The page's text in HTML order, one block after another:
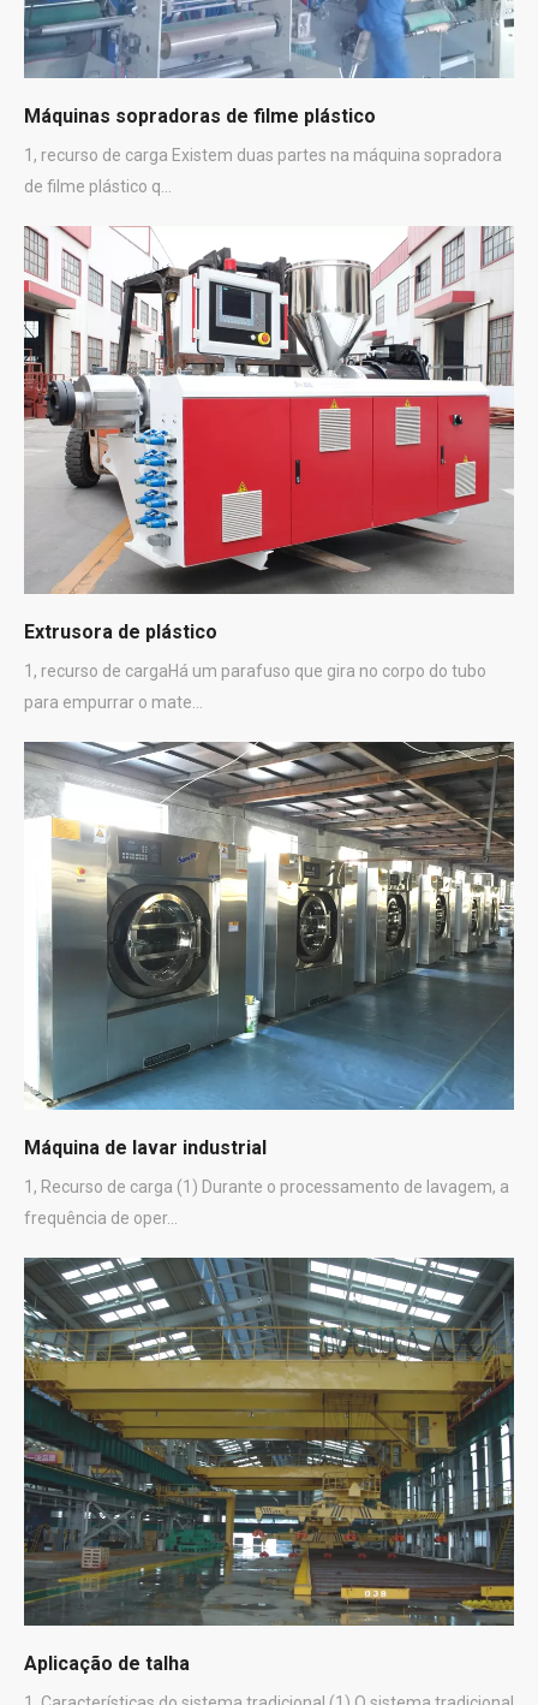
Máquinas sopradoras de filme plástico
1, recurso de carga Existem duas partes na máquina sopradora
de filme plástico q...
Extrusora de plástico
1, recurso de cargaHá um parafuso que gira no corpo do tubo
para empurrar o mate...
Máquina de lavar industrial
1, Recurso de carga (1) Durante o processamento de lavagem, a
frequência de oper...
Aplicação de talha